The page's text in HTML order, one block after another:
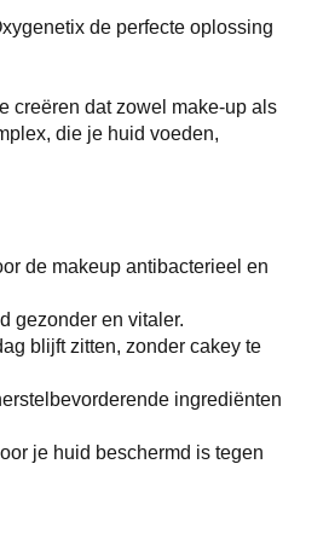
de perfecte oplossing
creëren dat zowel make-up als
die je huid voeden,
de makeup antibacterieel en
gezonder en vitaler.
blijft zitten, zonder cakey te
ingrediënten
je huid beschermd is tegen